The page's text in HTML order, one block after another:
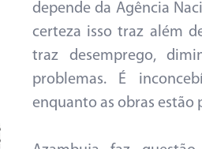
depende da Agência
certeza isso traz além
traz desemprego,
problemas. É
enquanto as obras estão